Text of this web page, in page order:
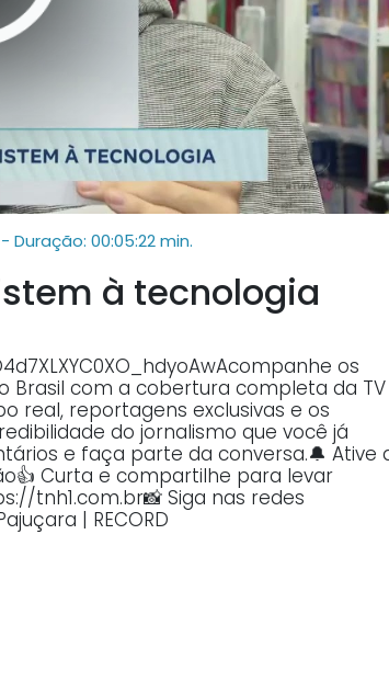
- Duração: 00:05:22 min.
à tecnologia
os
Brasil com a cobertura completa da TV
real, reportagens exclusivas e os
do jornalismo que você já
e faça parte da conversa.🔔 Ative
Curta e compartilhe para levar
tnh1.com.br📸 Siga nas redes
| RECORD